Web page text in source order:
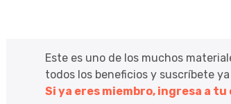
Este es uno de los muchos
todos los beneficios y suscríbete
Si ya eres miembro, ingresa a tu